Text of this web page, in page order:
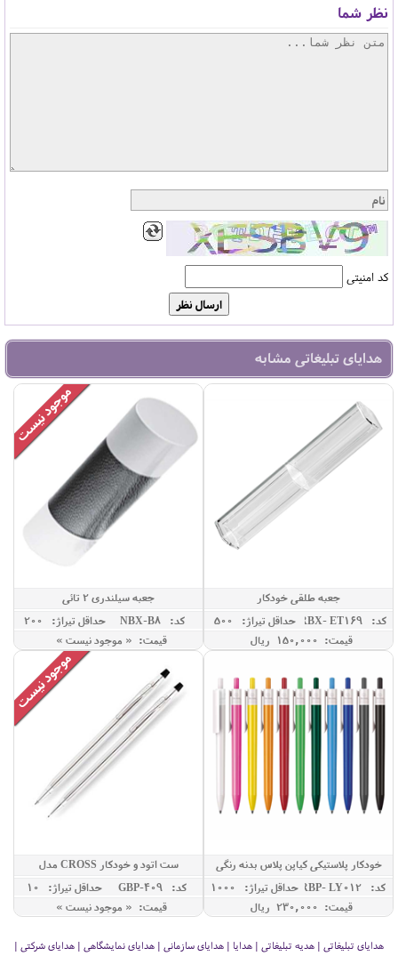
نظر شما
کد امنیتی
هدایای تبلیغاتی مشابه
جعبه طلقی خودکار
کد: RBX- ET169
حداقل تيراژ: 500
قیمت: 150,000 ريال
جعبه سیلندری 2 تائی
کد: NBX-B8
حداقل تيراژ: 200
قیمت: « موجود نیست »
خودکار پلاستیکی کیاپن پلاس بدنه رنگی
کد: RBP- LY012
حداقل تيراژ: 1000
قیمت: 230,000 ريال
ست اتود و خودکار CROSS مدل
CENTURY
کد: GBP-409
حداقل تيراژ: 10
قیمت: « موجود نیست »
هدایای تبلیغاتی | هدیه تبلیغاتی | هدایا | هدایای سازمانی | هدایای نمایشگاهی | هدایای شرکتی |